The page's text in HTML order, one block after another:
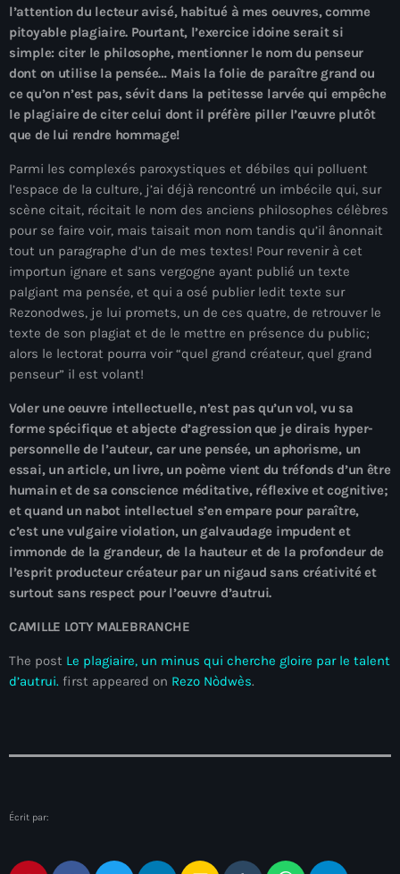
juin 2026
mai 2026
avril 2026
mars 2026
février 2026
janvier 2026
décembre 2025
novembre 2025
octobre 2025
septembre 2025
août 2025
juillet 2025
juin 2025
mai 2025
avril 2025
mars 2025
décembre 2024
octobre 2024
août 2024
juillet 2024
l’attention du lecteur avisé, habitué à mes oeuvres, comme
pitoyable plagiaire. Pourtant, l’exercice idoine serait si
simple: citer le philosophe, mentionner le nom du penseur
dont on utilise la pensée… Mais la folie de paraître grand ou
ce qu’on n’est pas, sévit dans la petitesse larvée qui empêche
le plagiaire de citer celui dont il préfère piller l’œuvre plutôt
que de lui rendre hommage!
Parmi les complexés paroxystiques et débiles qui polluent
l’espace de la culture, j’ai déjà rencontré un imbécile qui, sur
scène citait, récitait le nom des anciens philosophes célèbres
pour se faire voir, mais taisait mon nom tandis qu’il ânonnait
tout un paragraphe d’un de mes textes! Pour revenir à cet
importun ignare et sans vergogne ayant publié un texte
palgiant ma pensée, et qui a osé publier ledit texte sur
Rezonodwes, je lui promets, un de ces quatre, de retrouver le
texte de son plagiat et de le mettre en présence du public;
alors le lectorat pourra voir “quel grand créateur, quel grand
penseur” il est volant!
Voler une oeuvre intellectuelle, n’est pas qu’un vol, vu sa
forme spécifique et abjecte d’agression que je dirais hyper-
personnelle de l’auteur, car une pensée, un aphorisme, un
essai, un article, un livre, un poème vient du tréfonds d’un être
humain et de sa conscience méditative, réflexive et cognitive;
et quand un nabot intellectuel s’en empare pour paraître,
c’est une vulgaire violation, un galvaudage impudent et
immonde de la grandeur, de la hauteur et de la profondeur de
l’esprit producteur créateur par un nigaud sans créativité et
surtout sans respect pour l’oeuvre d’autrui.
CAMILLE LOTY MALEBRANCHE
The post Le plagiaire, un minus qui cherche gloire par le talent
d’autrui. first appeared on Rezo Nòdwès.
Écrit par: